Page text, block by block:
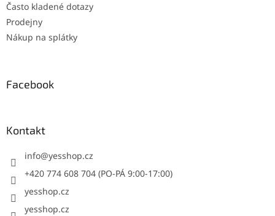
Často kladené dotazy
Prodejny
Nákup na splátky
Facebook
Kontakt
info@yesshop.cz
+420 774 608 704 (PO-PÁ 9:00-17:00)
yesshop.cz
yesshop.cz